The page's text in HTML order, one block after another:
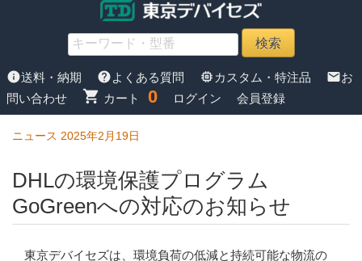
info送料・納期 helpよくある質問 memory カスタム・特注品 mailお
問い合わせ
shopping_cart カート 0 ログイン 会員登録
ニュース 2025年2月19日
DHLの環境保護プログラム
GoGreenへの対応のお知らせ
東京デバイセズは、環境負荷の低減と持続可能な物流の